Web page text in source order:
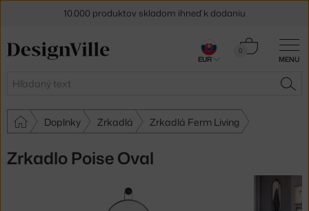
MENU
Hľadať
0
Košík
Doplnky Zrkadlá Zrkadlá Ferm Living
Zrkadlo Poise Oval
10.000 produktov skladom ihneď k dodaniu
5 % zľava pre odberateľov
EUR